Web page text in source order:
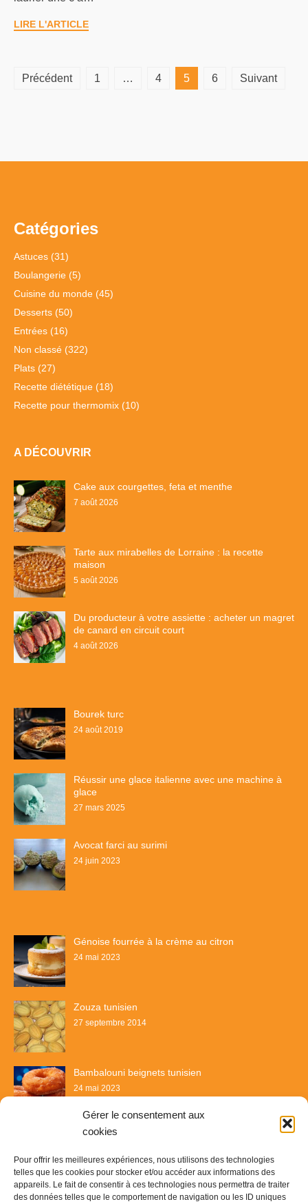
Gérer le consentement aux
cookies
Pour offrir les meilleures expériences, nous utilisons des technologies
telles que les cookies pour stocker et/ou accéder aux informations des
appareils. Le fait de consentir à ces technologies nous permettra de traiter
des données telles que le comportement de navigation ou les ID uniques
LIRE L'ARTICLE
Pagination
Précédent 1 … 4 5 6 Suivant
Catégories
Astuces (31)
Boulangerie (5)
Cuisine du monde (45)
Desserts (50)
Entrées (16)
Non classé (322)
Plats (27)
Recette diététique (18)
Recette pour thermomix (10)
A DÉCOUVRIR
Cake aux courgettes, feta et menthe
7 août 2026
Tarte aux mirabelles de Lorraine : la recette
maison
5 août 2026
Du producteur à votre assiette : acheter un magret
de canard en circuit court
4 août 2026
Bourek turc
24 août 2019
Réussir une glace italienne avec une machine à
glace
27 mars 2025
Avocat farci au surimi
24 juin 2023
Génoise fourrée à la crème au citron
24 mai 2023
Zouza tunisien
27 septembre 2014
Bambalouni beignets tunisien
24 mai 2023